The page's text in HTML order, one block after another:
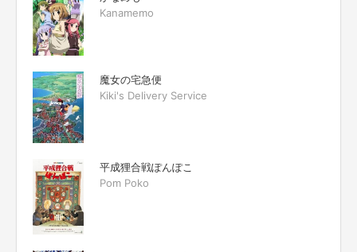
Kanamemo
魔女の宅急便
Kiki's Delivery Service
平成狸合戦ぽんぽこ
Pom Poko